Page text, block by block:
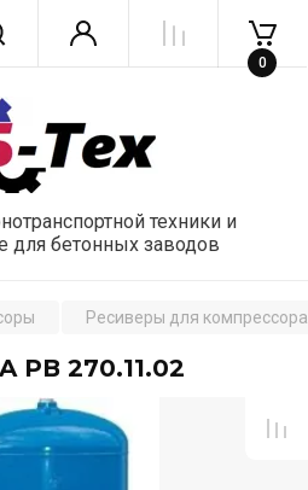
техники и
для бетонных заводов
0
Ресиверы для компрессора
РВ 270.11.02